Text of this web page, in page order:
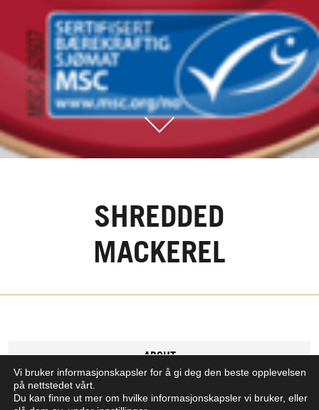
SHREDDED
MACKEREL
ABOUT
Vi bruker informasjonskapsler for å gi deg den beste opplevelsen
på nettstedet vårt.
Du kan finne ut mer om hvilke informasjonskapsler vi bruker, eller